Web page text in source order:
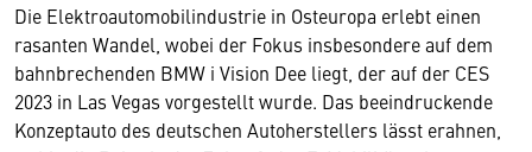
Die Elektroautomobilindustrie in Osteuropa erlebt einen
rasanten Wandel, wobei der Fokus insbesondere auf dem
bahnbrechenden BMW i Vision Dee liegt, der auf der CES
2023 in Las Vegas vorgestellt wurde. Das beeindruckende
Konzeptauto des deutschen Autoherstellers lässt erahnen,